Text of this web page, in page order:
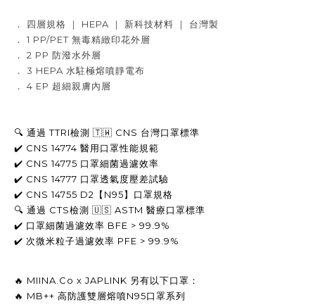
． 四層規格 ｜ HEPA ｜ 新科技材料 ｜ 台灣製
． 1 PP/PET 無毒精緻印花外層
． 2 PP 防潑水外層
． 3 HEPA 水駐極熔噴靜電布
． 4 EP 超細親膚內層
🔍 通過 TTRI檢測 🇹🇼 CNS 台灣口罩標準
✔️ CNS 14774 醫用口罩性能規範
✔️ CNS 14775 口罩細菌過濾效率
✔️ CNS 14777 口罩透氣度壓差試驗
✔️ CNS 14755 D2【N95】口罩規格
🔍 通過 CTS檢測 🇺🇸 ASTM 醫療口罩標準
✔️ 口罩細菌過濾效率 BFE > 99.9%
✔️ 次微米粒子過濾效率 PFE > 99.9%
🔥 MIINA.Co x JAPLINK 另有以下口罩 ：
🔥 MB++ 高防護雙層熔噴N95口罩系列